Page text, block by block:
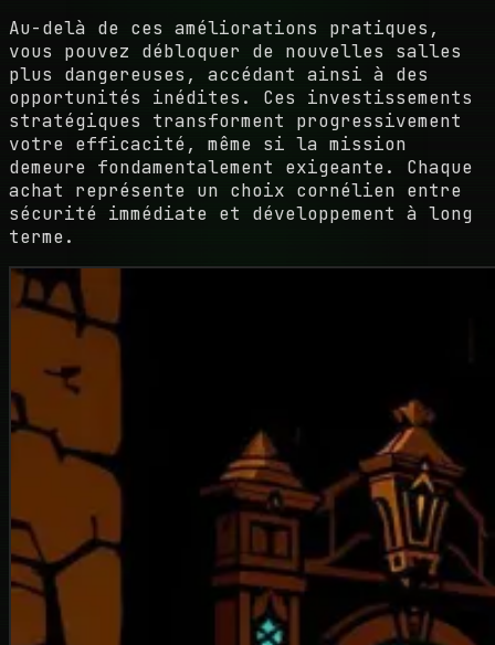
Au-delà de ces améliorations pratiques,
vous pouvez débloquer de nouvelles salles
plus dangereuses, accédant ainsi à des
opportunités inédites. Ces investissements
stratégiques transforment progressivement
votre efficacité, même si la mission
demeure fondamentalement exigeante. Chaque
achat représente un choix cornélien entre
sécurité immédiate et développement à long
terme.